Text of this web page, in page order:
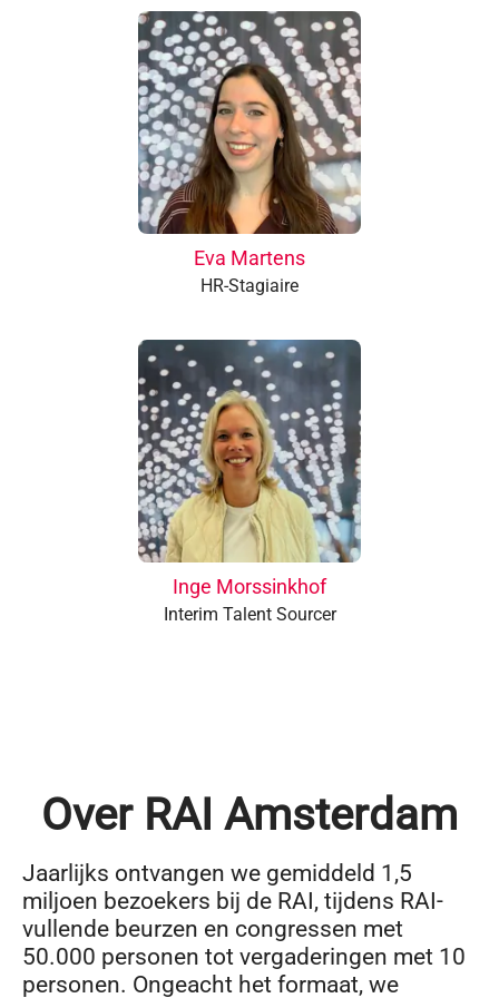
Eva Martens
HR-Stagiaire
Inge Morssinkhof
Interim Talent Sourcer
Over RAI Amsterdam
Jaarlijks ontvangen we gemiddeld 1,5
miljoen bezoekers bij de RAI, tijdens RAI-
vullende beurzen en congressen met
50.000 personen tot vergaderingen met 10
personen. Ongeacht het formaat, we